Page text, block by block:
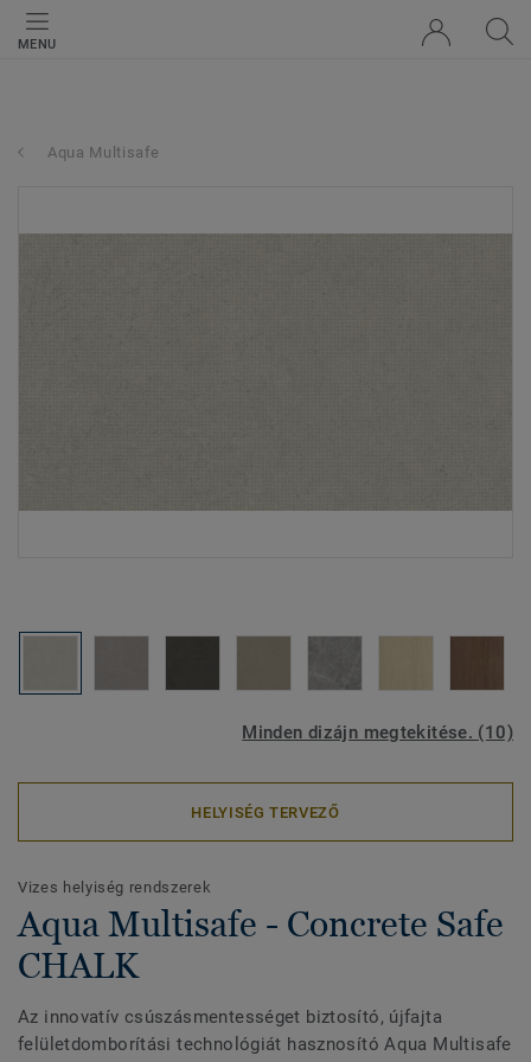
MENU
Aqua Multisafe
Minden dizájn megtekitése. (10)
HELYISÉG TERVEZŐ
Vizes helyiség rendszerek
Aqua Multisafe - Concrete Safe
CHALK
Az innovatív csúszásmentességet biztosító, újfajta
felületdomborítási technológiát hasznosító Aqua Multisafe